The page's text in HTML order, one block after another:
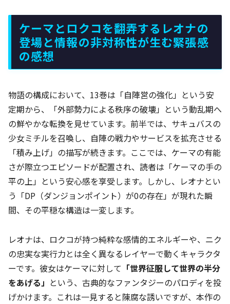
ケーマとロクコを翻弄するレオナの
登場と情報の非対称性が生む緊張感
の感想
物語の構成において、13巻は「自陣営の強化」という安
定期から、「外部勢力による秩序の破壊」という動乱期へ
の鮮やかな転換を見せています。前半では、サキュバスの
少女ミチルを召喚し、自陣の戦力やサービスを拡充させる
「積み上げ」の描写が続きます。ここでは、ケーマの有能
さが際立つエピソードが配置され、読者は「ケーマの手の
平の上」という安心感を享受します。しかし、レオナとい
う「DP（ダンジョンポイント）が0の存在」が現れた瞬
間、その平穏な構造は一変します。
レオナは、ロクコが持つ純粋な感情的エネルギーや、ニク
の忠実な実行力とは全く異なるレイヤーで動くキャラクタ
ーです。彼女はケーマに対して 「世界征服して世界の半分
をあげる」 という、古典的なファンタジーのパロディを投
げかけます。これは一見すると陳腐な誘いですが、本作の